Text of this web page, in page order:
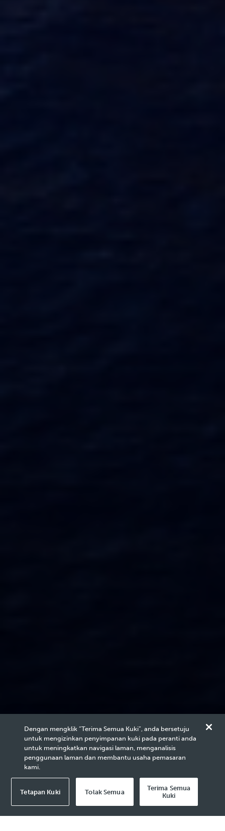
Malaysia E&P
Exploration
Dengan mengklik “Terima Semua Kuki”, anda bersetuju
untuk mengizinkan penyimpanan kuki pada peranti anda
untuk meningkatkan navigasi laman, menganalisis
penggunaan laman dan membantu usaha pemasaran
kami.
Tetapan Kuki Tolak Semua
Terima Semua
Kuki